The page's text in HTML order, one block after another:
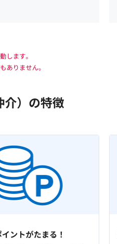
します。
ありません。
介）の特徴
ントがたまる！